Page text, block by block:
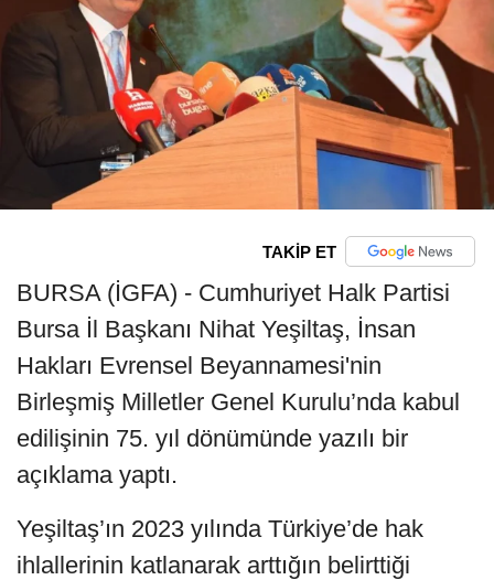
TAKİP ET
BURSA (İGFA) - Cumhuriyet Halk Partisi
Bursa İl Başkanı Nihat Yeşiltaş, İnsan
Hakları Evrensel Beyannamesi'nin
Birleşmiş Milletler Genel Kurulu’nda kabul
edilişinin 75. yıl dönümünde yazılı bir
açıklama yaptı.
Yeşiltaş’ın 2023 yılında Türkiye’de hak
ihlallerinin katlanarak arttığın belirttiği